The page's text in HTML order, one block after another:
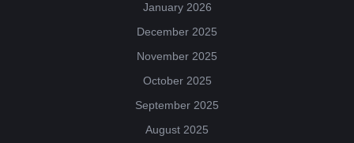
January 2026
December 2025
November 2025
October 2025
September 2025
August 2025